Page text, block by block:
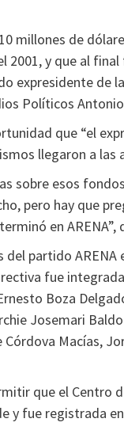
millones de
y que al final
de
Políticos
que “el
llegaron a las
sobre esos
pero hay que
en ARENA”,
del partido
fue
Boza
Josemari
Macías,
que el Centro
y fue registrada